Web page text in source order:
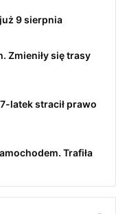
9 sierpnia
Zmieniły się trasy
latek stracił prawo
Trafiła